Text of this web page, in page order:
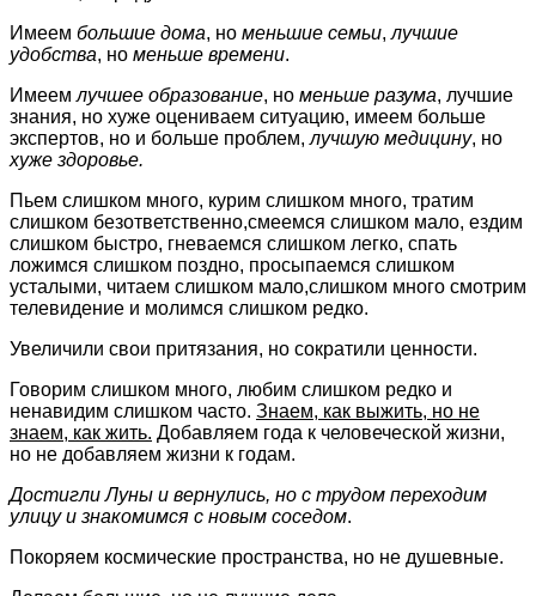
Имеем большие дома, но меньшие семьи, лучшие
удобства, но меньше времени.
Имеем лучшее образование, но меньше разума, лучшие
знания, но хуже оцениваем ситуацию, имеем больше
экспертов, но и больше проблем, лучшую медицину, но
хуже здоровье.
Пьем слишком много, курим слишком много, тратим
слишком безответственно,смеемся слишком мало, ездим
слишком быстро, гневаемся слишком легко, спать
ложимся слишком поздно, просыпаемся слишком
усталыми, читаем слишком мало,слишком много смотрим
телевидение и молимся слишком редко.
Увеличили свои притязания, но сократили ценности.
Говорим слишком много, любим слишком редко и
ненавидим слишком часто. Знаем, как выжить, но не
знаем, как жить. Добавляем года к человеческой жизни,
но не добавляем жизни к годам.
Достигли Луны и вернулись, но с трудом переходим
улицу и знакомимся с новым соседом.
Покоряем космические пространства, но не душевные.